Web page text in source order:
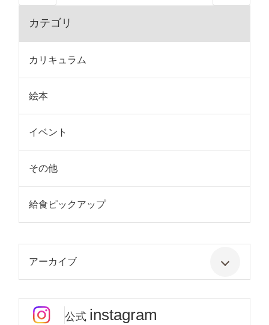
カテゴリ
カリキュラム
絵本
イベント
その他
給食ピックアップ
アーカイブ
公式 instagram